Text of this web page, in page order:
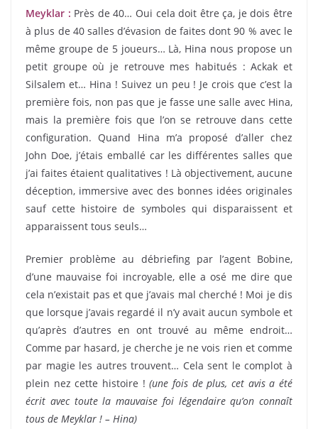
Meyklar : Près de 40… Oui cela doit être ça, je dois être
à plus de 40 salles d’évasion de faites dont 90 % avec le
même groupe de 5 joueurs… Là, Hina nous propose un
petit groupe où je retrouve mes habitués : Ackak et
Silsalem et… Hina ! Suivez un peu ! Je crois que c’est la
première fois, non pas que je fasse une salle avec Hina,
mais la première fois que l’on se retrouve dans cette
configuration. Quand Hina m’a proposé d’aller chez
John Doe, j’étais emballé car les différentes salles que
j’ai faites étaient qualitatives ! Là objectivement, aucune
déception, immersive avec des bonnes idées originales
sauf cette histoire de symboles qui disparaissent et
apparaissent tous seuls…
Premier problème au débriefing par l’agent Bobine,
d’une mauvaise foi incroyable, elle a osé me dire que
cela n’existait pas et que j’avais mal cherché ! Moi je dis
que lorsque j’avais regardé il n’y avait aucun symbole et
qu’après d’autres en ont trouvé au même endroit…
Comme par hasard, je cherche je ne vois rien et comme
par magie les autres trouvent… Cela sent le complot à
plein nez cette histoire !(une fois de plus, cet avis a été
écrit avec toute la mauvaise foi légendaire qu’on connaît
tous de Meyklar ! – Hina)